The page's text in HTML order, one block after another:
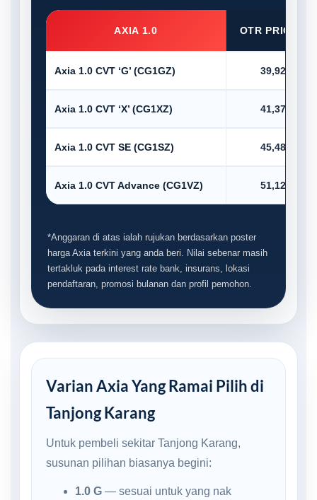
AXIA 1.0 OTR PRICE
Axia 1.0 CVT ‘G’ (CG1GZ) 39,920.00
Axia 1.0 CVT ‘X’ (CG1XZ) 41,375.00
Axia 1.0 CVT SE (CG1SZ) 45,485.00
Axia 1.0 CVT Advance (CG1VZ) 51,123.00
*Anggaran di atas ialah rujukan berdasarkan poster
harga Axia terkini yang anda beri. Nilai sebenar masih
tertakluk pada interest rate bank, insurans, lokasi
pendaftaran, promosi bulanan dan profil pemohon.
Varian Axia Yang Ramai Pilih di
Tanjong Karang
Untuk pembeli sekitar Tanjong Karang,
susunan pilihan biasanya begini:
1.0 G— sesuai untuk yang nak